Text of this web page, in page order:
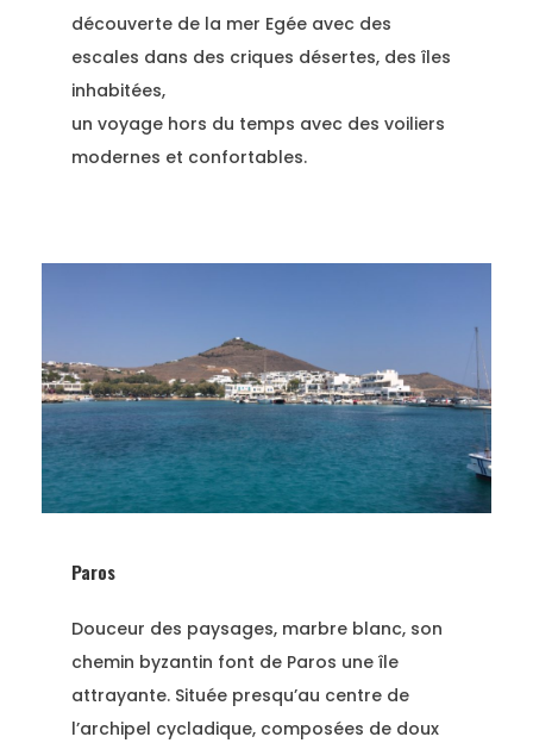
découverte de la mer Egée avec des
escales dans des criques désertes, des îles
inhabitées,
un voyage hors du temps avec des voiliers
modernes et confortables.
Paros
Douceur des paysages, marbre blanc, son
chemin byzantin font de Paros une île
attrayante. Située presqu’au centre de
l’archipel cycladique, composées de doux